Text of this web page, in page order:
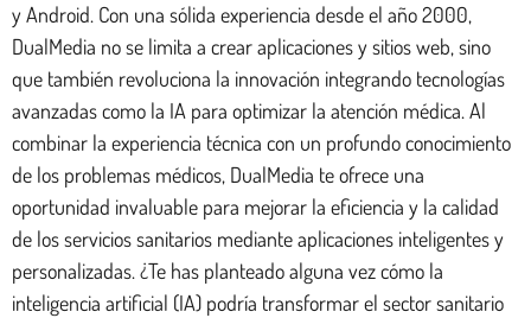
y Android. Con una sólida experiencia desde el año 2000,
DualMedia no se limita a crear aplicaciones y sitios web, sino
que también revoluciona la innovación integrando tecnologías
avanzadas como la IA para optimizar la atención médica. Al
combinar la experiencia técnica con un profundo conocimiento
de los problemas médicos, DualMedia te ofrece una
oportunidad invaluable para mejorar la eficiencia y la calidad
de los servicios sanitarios mediante aplicaciones inteligentes y
personalizadas. ¿Te has planteado alguna vez cómo la
inteligencia artificial (IA) podría transformar el sector sanitario